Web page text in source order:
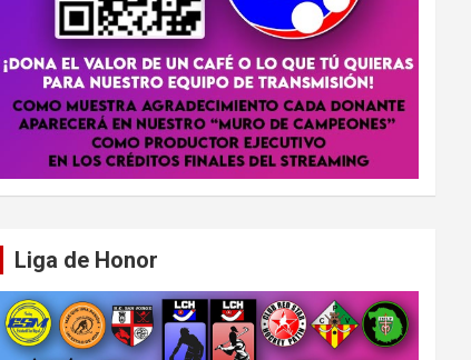
Liga de Honor